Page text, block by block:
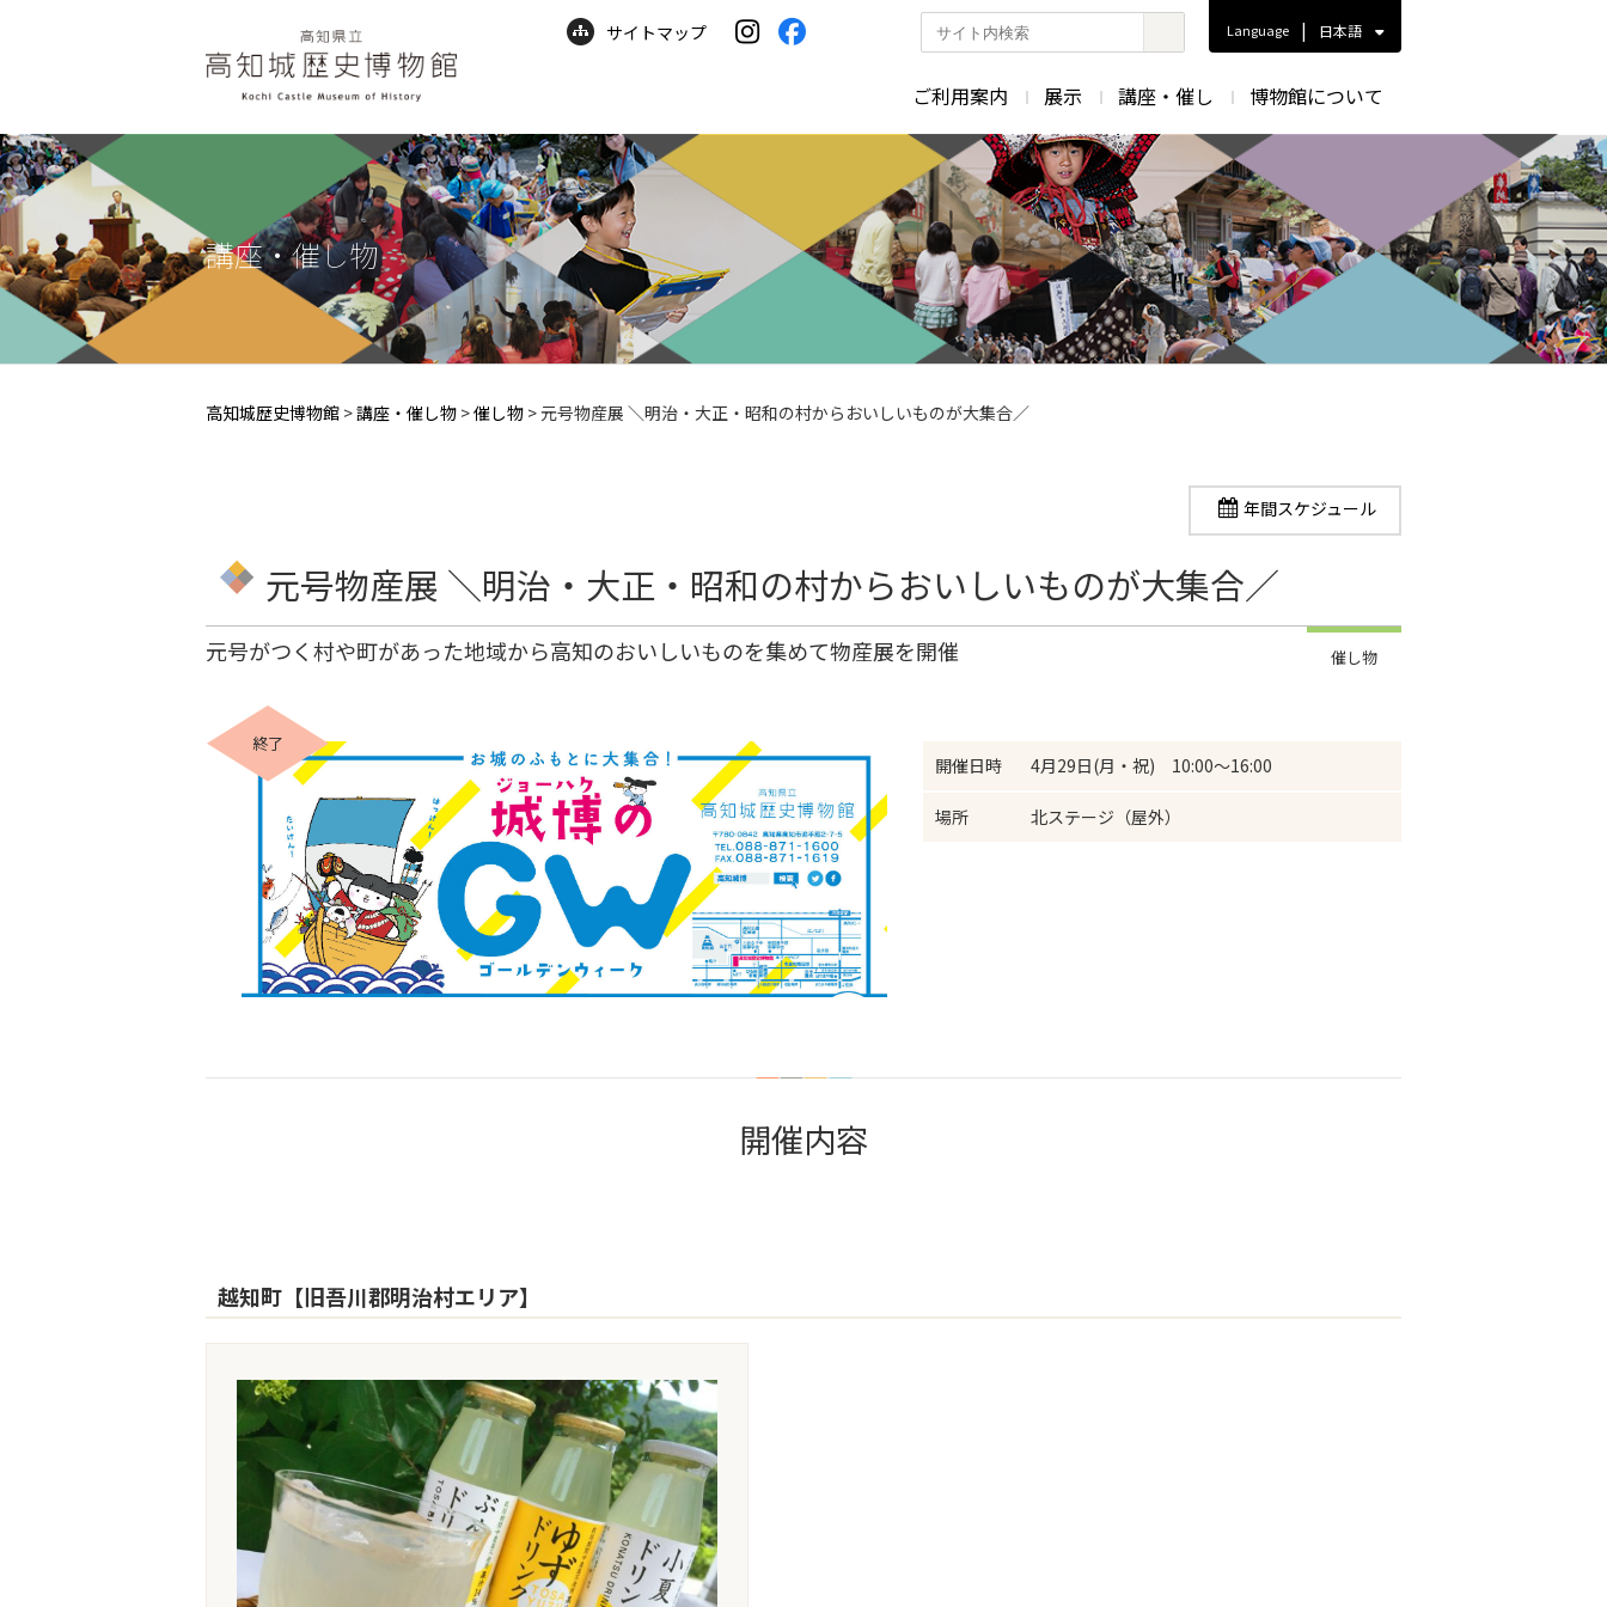
サイトマップ
ト
検
索
Language | 日本語
ご利用案内 展示 講座・催し 博物館について
講座・催し物
高知城歴史博物館 >講座・催し物 >催し物 >元号物産展 ＼明治・大正・昭和の村からおいしいものが大集合／
年間スケジュール
元号物産展 ＼明治・大正・昭和の村からおいしいものが大集合／
元号がつく村や町があった地域から高知のおいしいものを集めて物産展を開催 催し物
終了
開催日時 4月29日(月・祝) 10:00～16:00
場所 北ステージ（屋外）
開催内容
越知町【旧吾川郡明治村エリア】